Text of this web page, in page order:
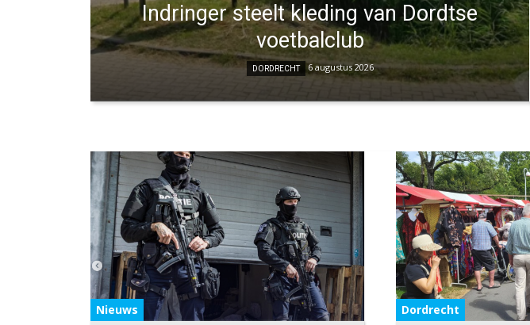
Indringer steelt kleding van Dordtse
voetbalclub
DORDRECHT 6 augustus 2026
Nieuws Dordrecht